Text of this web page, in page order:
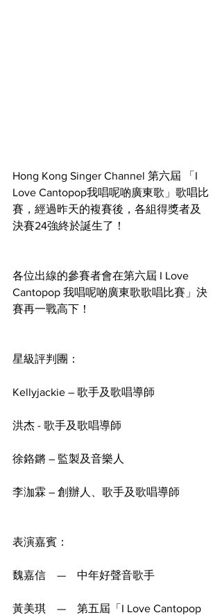
Hong Kong Singer Channel 第六屆 「I
Love Cantopop我唱呢啲廣東歌」歌唱比
賽，經過昨天的複賽後，各組得獎者及
決賽24強終於誕生了！
各位出線的參賽者會在第六屆 I Love
Cantopop 我唱呢啲廣東歌歌唱比賽」決
賽再一戰高下！
星級評判團：
Kellyjackie – 歌手及歌唱導師
洪杰 - 歌手及歌唱導師
徐鉻鏘 – 監製及音樂人
李泇霖 – 創辦人、歌手及歌唱導師
表演嘉賓：
魏嘉信　—　中年好聲音歌手
黃美琪　—　第五屆「I Love Cantopop